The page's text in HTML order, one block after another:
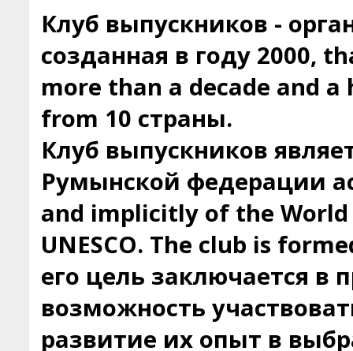
Клуб выпускников -
созданная в году 2000,
more than a decade and
from 10 страны.
Клуб выпускников
Румынской федерации
and implicitly of the
UNESCO. The club is
его цель заключается в
возможность
развитие их опыт в